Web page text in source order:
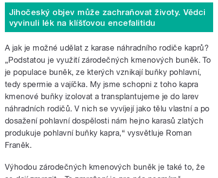
Jihočeský objev může zachraňovat životy. Vědci
vyvinuli lék na klíšťovou encefalitidu
A jak je možné udělat z karase náhradního rodiče kaprů?
„Podstatou je využití zárodečných kmenových buněk. To
je populace buněk, ze kterých vznikají buňky pohlavní,
tedy spermie a vajíčka. My jsme schopni z toho kapra
kmenové buňky izolovat a transplantujeme je do larev
náhradních rodičů. V nich se vyvíjejí jako tělu vlastní a po
dosažení pohlavní dospělosti nám hejno karasů zlatých
produkuje pohlavní buňky kapra,“ vysvětluje Roman
Franěk.
Výhodou zárodečných kmenových buněk je také to, že